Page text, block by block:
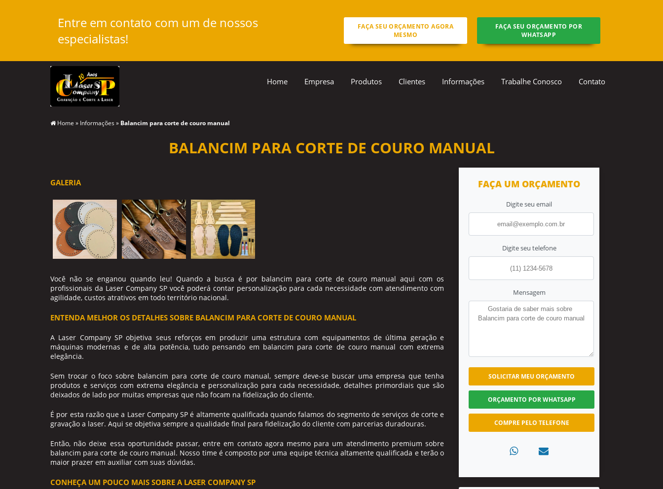
Entre em contato com um de nossos
especialistas!
FAÇA SEU ORÇAMENTO AGORA
MESMO
FAÇA SEU ORÇAMENTO POR
WHATSAPP
Home Empresa Produtos Clientes Informações Trabalhe Conosco Contato
Home » Informações » Balancim para corte de couro manual
BALANCIM PARA CORTE DE COURO MANUAL
GALERIA
Você não se enganou quando leu! Quando a busca é por balancim para corte de couro manual aqui com os
profissionais da Laser Company SP você poderá contar personalização para cada necessidade com atendimento com
agilidade, custos atrativos em todo território nacional.
ENTENDA MELHOR OS DETALHES SOBRE BALANCIM PARA CORTE DE COURO MANUAL
A Laser Company SP objetiva seus reforços em produzir uma estrutura com equipamentos de última geração e
máquinas modernas e de alta potência, tudo pensando em balancim para corte de couro manual com extrema
elegância.
Sem trocar o foco sobre balancim para corte de couro manual, sempre deve-se buscar uma empresa que tenha
produtos e serviços com extrema elegância e personalização para cada necessidade, detalhes primordiais que são
deixados de lado por muitas empresas que não focam na fidelização do cliente.
É por esta razão que a Laser Company SP é altamente qualificada quando falamos do segmento de serviços de corte e
gravação a laser. Aqui se objetiva sempre a qualidade final para fidelização do cliente com parcerias duradouras.
Então, não deixe essa oportunidade passar, entre em contato agora mesmo para um atendimento premium sobre
balancim para corte de couro manual. Nosso time é composto por uma equipe técnica altamente qualificada e terão o
maior prazer em auxiliar com suas dúvidas.
CONHEÇA UM POUCO MAIS SOBRE A LASER COMPANY SP
FAÇA UM ORÇAMENTO
Digite seu email
Digite seu telefone
Mensagem
SOLICITAR MEU ORÇAMENTO
ORÇAMENTO POR WHATSAPP
COMPRE PELO TELEFONE